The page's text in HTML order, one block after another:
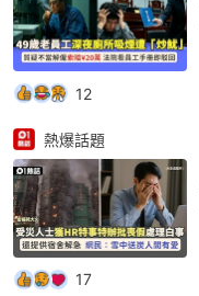
12
熱爆話題
17